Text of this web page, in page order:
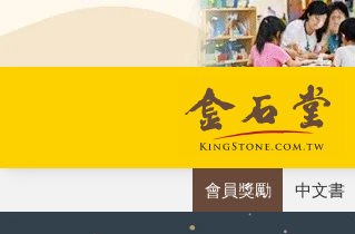
會員獎勵 中文書